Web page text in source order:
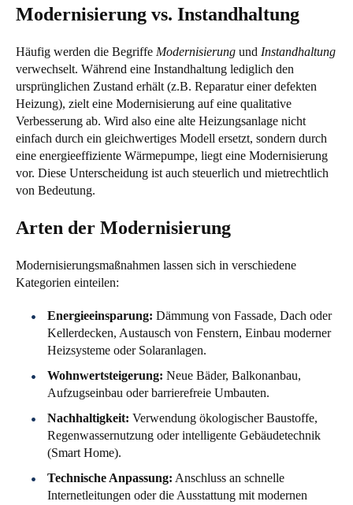
Modernisierung vs. Instandhaltung
Häufig werden die Begriffe Modernisierung und Instandhaltung
verwechselt. Während eine Instandhaltung lediglich den
ursprünglichen Zustand erhält (z.B. Reparatur einer defekten
Heizung), zielt eine Modernisierung auf eine qualitative
Verbesserung ab. Wird also eine alte Heizungsanlage nicht
einfach durch ein gleichwertiges Modell ersetzt, sondern durch
eine energieeffiziente Wärmepumpe, liegt eine Modernisierung
vor. Diese Unterscheidung ist auch steuerlich und mietrechtlich
von Bedeutung.
Arten der Modernisierung
Modernisierungsmaßnahmen lassen sich in verschiedene
Kategorien einteilen:
Energieeinsparung: Dämmung von Fassade, Dach oder
Kellerdecken, Austausch von Fenstern, Einbau moderner
Heizsysteme oder Solaranlagen.
Wohnwertsteigerung: Neue Bäder, Balkonanbau,
Aufzugseinbau oder barrierefreie Umbauten.
Nachhaltigkeit: Verwendung ökologischer Baustoffe,
Regenwassernutzung oder intelligente Gebäudetechnik
(Smart Home).
Technische Anpassung: Anschluss an schnelle
Internetleitungen oder die Ausstattung mit modernen